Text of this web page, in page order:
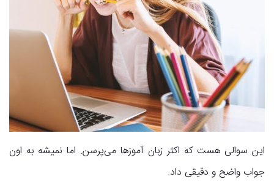
این سوالی هست که اکثر زبان آموزها می‌پرسن. اما نمیشه به اون
جواب واضح و دقیقی داد.